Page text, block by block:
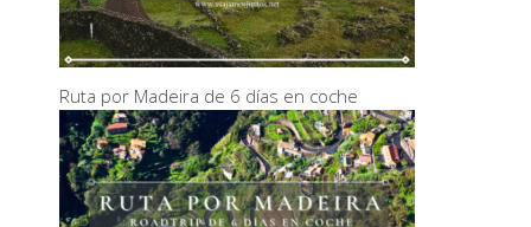
Ruta por Madeira de 6 días en coche